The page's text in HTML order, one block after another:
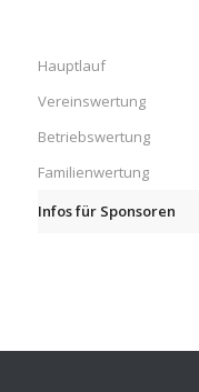
Hauptlauf
Vereinswertung
Betriebswertung
Familienwertung
Infos für Sponsoren